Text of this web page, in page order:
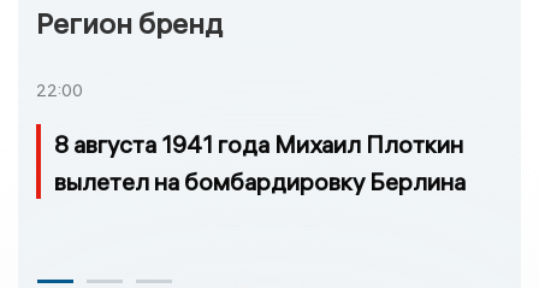
Регион бренд
22:00
8 августа 1941 года Михаил Плоткин
вылетел на бомбардировку Берлина